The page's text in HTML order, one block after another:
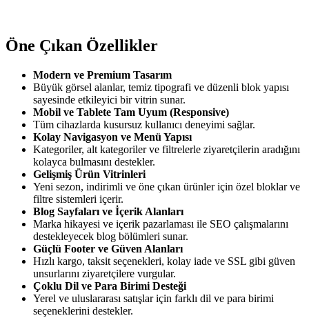
Öne Çıkan Özellikler
Modern ve Premium Tasarım
Büyük görsel alanlar, temiz tipografi ve düzenli blok yapısı
sayesinde etkileyici bir vitrin sunar.
Mobil ve Tablete Tam Uyum (Responsive)
Tüm cihazlarda kusursuz kullanıcı deneyimi sağlar.
Kolay Navigasyon ve Menü Yapısı
Kategoriler, alt kategoriler ve filtrelerle ziyaretçilerin aradığını
kolayca bulmasını destekler.
Gelişmiş Ürün Vitrinleri
Yeni sezon, indirimli ve öne çıkan ürünler için özel bloklar ve
filtre sistemleri içerir.
Blog Sayfaları ve İçerik Alanları
Marka hikayesi ve içerik pazarlaması ile SEO çalışmalarını
destekleyecek blog bölümleri sunar.
Güçlü Footer ve Güven Alanları
Hızlı kargo, taksit seçenekleri, kolay iade ve SSL gibi güven
unsurlarını ziyaretçilere vurgular.
Çoklu Dil ve Para Birimi Desteği
Yerel ve uluslararası satışlar için farklı dil ve para birimi
seçeneklerini destekler.